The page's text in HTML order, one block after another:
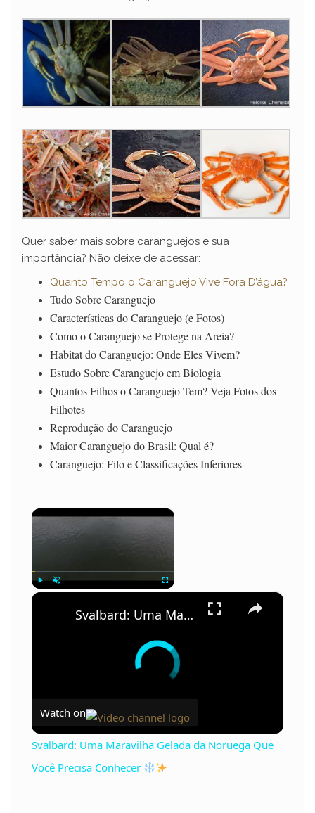
Quer saber mais sobre caranguejos e sua
importância? Não deixe de acessar:
Quanto Tempo o Caranguejo Vive Fora D’água?
Tudo Sobre Caranguejo
Características do Caranguejo (e Fotos)
Como o Caranguejo se Protege na Areia?
Habitat do Caranguejo: Onde Eles Vivem?
Estudo Sobre Caranguejo em Biologia
Quantos Filhos o Caranguejo Tem? Veja Fotos dos
Filhotes
Reprodução do Caranguejo
Maior Caranguejo do Brasil: Qual é?
Caranguejo: Filo e Classificações Inferiores
×
×
Svalbard: Uma Maravilha Gelada da Noruega Que Você Precisa Conhecer
Watch on
Svalbard: Uma Maravilha Gelada da Noruega Que
Você Precisa Conhecer